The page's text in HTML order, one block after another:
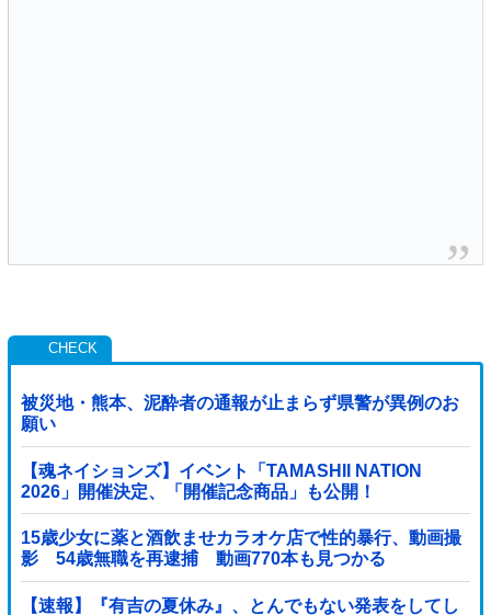
被災地・熊本、泥酔者の通報が止まらず県警が異例のお
願い
【魂ネイションズ】イベント「TAMASHII NATION
2026」開催決定、「開催記念商品」も公開！
15歳少女に薬と酒飲ませカラオケ店で性的暴行、動画撮
影 54歳無職を再逮捕 動画770本も見つかる
【速報】『有吉の夏休み』、とんでもない発表をしてし